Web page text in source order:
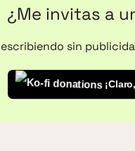
¿Me invitas a
sin